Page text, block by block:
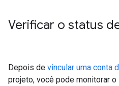
Verificar o status
Depois de vincular uma conta
projeto, você pode monitorar